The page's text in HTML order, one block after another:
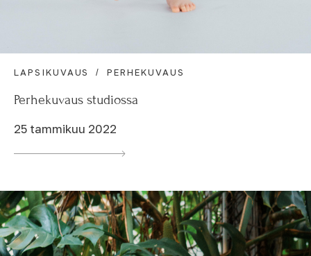
LAPSIKUVAUS PERHEKUVAUS
Perhekuvaus studiossa
25 tammikuu 2022